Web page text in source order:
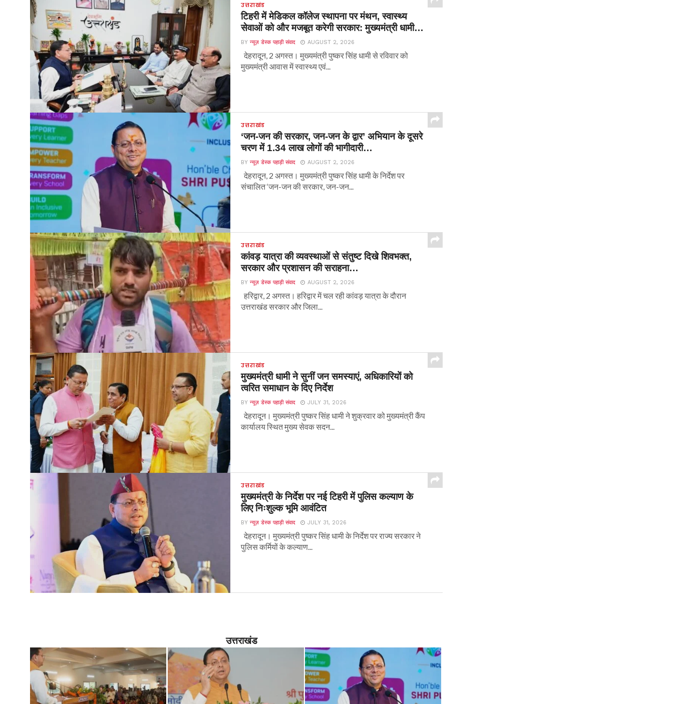
उत्तराखंड
टिहरी में मेडिकल कॉलेज स्थापना पर मंथन, स्वास्थ्य
सेवाओं को और मजबूत करेगी सरकार: मुख्यमंत्री धामी…
BYन्यूज़ डेस्क पहाड़ी संवाद AUGUST 2, 2026
देहरादून, 2 अगस्त। मुख्यमंत्री पुष्कर सिंह धामी से रविवार को
मुख्यमंत्री आवास में स्वास्थ्य एवं...
उत्तराखंड
‘जन-जन की सरकार, जन-जन के द्वार’ अभियान के दूसरे
चरण में 1.34 लाख लोगों की भागीदारी…
BYन्यूज़ डेस्क पहाड़ी संवाद AUGUST 2, 2026
देहरादून, 2 अगस्त। मुख्यमंत्री पुष्कर सिंह धामी के निर्देश पर
संचालित ‘जन-जन की सरकार, जन-जन...
उत्तराखंड
कांवड़ यात्रा की व्यवस्थाओं से संतुष्ट दिखे शिवभक्त,
सरकार और प्रशासन की सराहना…
BYन्यूज़ डेस्क पहाड़ी संवाद AUGUST 2, 2026
हरिद्वार, 2 अगस्त। हरिद्वार में चल रही कांवड़ यात्रा के दौरान
उत्तराखंड सरकार और जिला...
उत्तराखंड
मुख्यमंत्री धामी ने सुनीं जन समस्याएं, अधिकारियों को
त्वरित समाधान के दिए निर्देश
BYन्यूज़ डेस्क पहाड़ी संवाद JULY 31, 2026
देहरादून। मुख्यमंत्री पुष्कर सिंह धामी ने शुक्रवार को मुख्यमंत्री कैंप
कार्यालय स्थित मुख्य सेवक सदन...
उत्तराखंड
मुख्यमंत्री के निर्देश पर नई टिहरी में पुलिस कल्याण के
लिए निःशुल्क भूमि आवंटित
BYन्यूज़ डेस्क पहाड़ी संवाद JULY 31, 2026
देहरादून। मुख्यमंत्री पुष्कर सिंह धामी के निर्देश पर राज्य सरकार ने
पुलिस कर्मियों के कल्याण...
उत्तराखंड